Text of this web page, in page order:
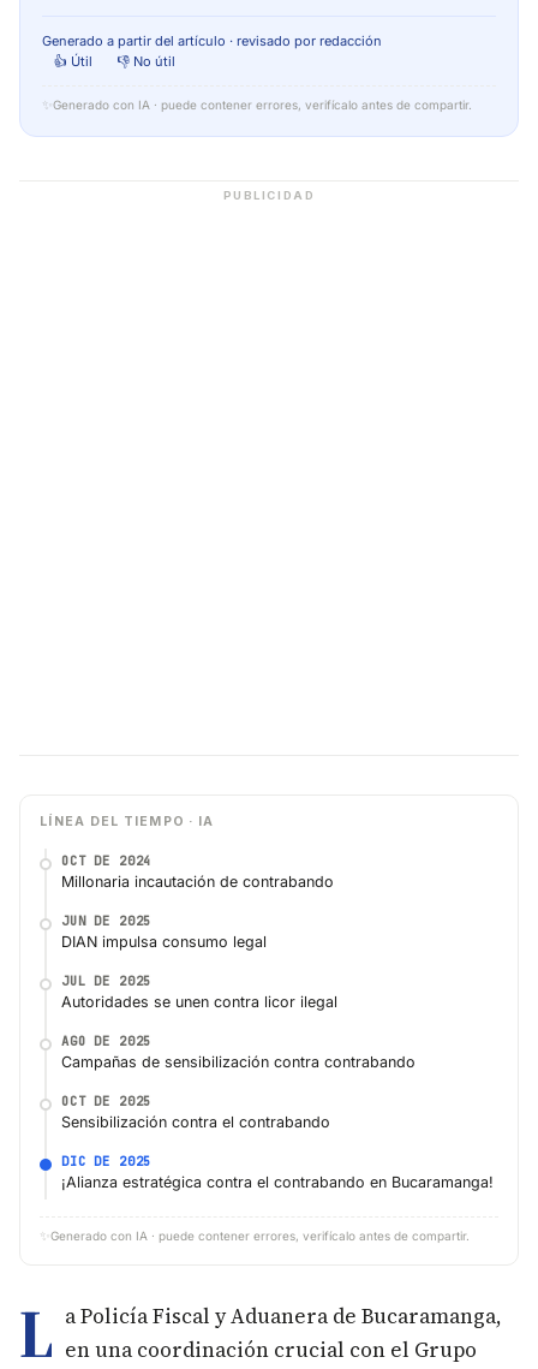
Generado a partir del artículo · revisado por redacción
👍 Útil
👎 No útil
✨ Generado con IA · puede contener errores, verifícalo antes de compartir.
PUBLICIDAD
LÍNEA DEL TIEMPO · IA
OCT DE 2024
Millonaria incautación de contrabando
JUN DE 2025
DIAN impulsa consumo legal
JUL DE 2025
Autoridades se unen contra licor ilegal
AGO DE 2025
Campañas de sensibilización contra contrabando
OCT DE 2025
Sensibilización contra el contrabando
DIC DE 2025
¡Alianza estratégica contra el contrabando en Bucaramanga!
✨ Generado con IA · puede contener errores, verifícalo antes de compartir.
L a Policía Fiscal y Aduanera de Bucaramanga,
en una coordinación crucial con el Grupo